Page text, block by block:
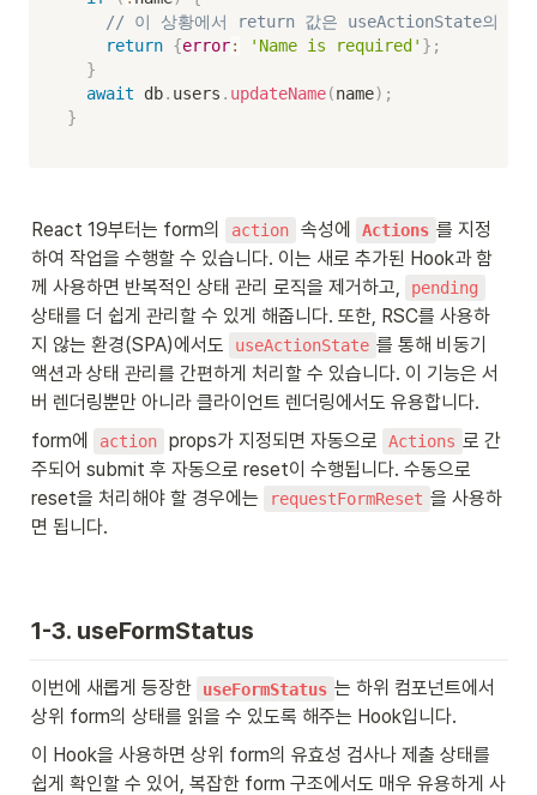
// 이 상황에서 return 값은 useActionState의 새
return {error: 'Name is required' } ;
}
await db. users . updateName(name) ;
}
React 19부터는 form의 action 속성에 Actions 를 지정
하여 작업을 수행할 수 있습니다. 이는 새로 추가된 Hook과 함
께 사용하면 반복적인 상태 관리 로직을 제거하고,
pending
상태를 더 쉽게 관리할 수 있게 해줍니다. 또한, RSC를 사용하
지 않는 환경(SPA)에서도
useActionState 를 통해 비동기
액션과 상태 관리를 간편하게 처리할 수 있습니다. 이 기능은 서
버 렌더링뿐만 아니라 클라이언트 렌더링에서도 유용합니다.
form에
action props가 지정되면 자동으로 Actions 로 간
주되어 submit 후 자동으로 reset이 수행됩니다. 수동으로
reset을 처리해야 할 경우에는
requestFormReset 을 사용하
면 됩니다.
1-3. useFormStatus
이번에 새롭게 등장한 useFormStatus 는 하위 컴포넌트에서
상위 form의 상태를 읽을 수 있도록 해주는 Hook입니다.
이 Hook을 사용하면 상위 form의 유효성 검사나 제출 상태를
쉽게 확인할 수 있어, 복잡한 form 구조에서도 매우 유용하게 사